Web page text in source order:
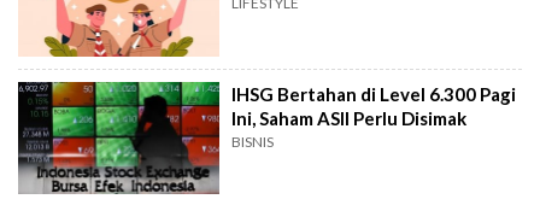
IHSG Bertahan di Level 6.300 Pagi
Ini, Saham ASII Perlu Disimak
BISNIS